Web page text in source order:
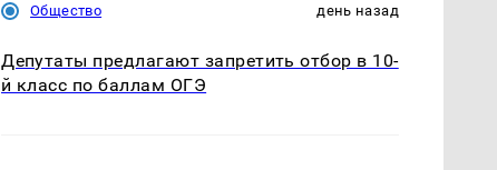
Общество день назад
Депутаты предлагают запретить отбор в 10-
й класс по баллам ОГЭ